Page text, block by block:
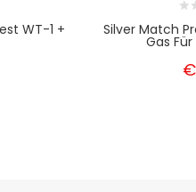
WT-1 + Silver Match
Gas